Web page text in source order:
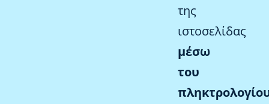
της
ιστοσελίδας
μέσω
του